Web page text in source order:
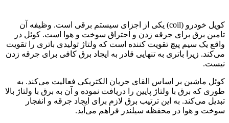
کویل خودرو (coil) یکی از اجزای سیستم برقی است. وظیفه آن
تامین برق برای جرقه زدن و احتراق سوخت و هوا است. کوئل در
واقع یک سیم پیچ تقویت کننده است که ولتاژ تولیدی باتری را تقویت
می‌کند. زیرا باتری به تنهایی قادر به ایجاد برق کافی برای جرقه زدن
نیست.
کوئل ماشین بر اساس القای جریان الکتریکی فعالیت می‌کند. به
طوری که برق با ولتاژ پایین را دریافت نموده و آن به برق با ولتاژ بالا
تبدیل می‌کند. به این ترتیب برق لازم برای ایجاد جرقه و انفجار
سوخت و هوا در محفظه سیلندر فراهم می‌آید.